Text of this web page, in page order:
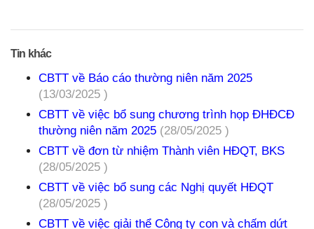
Tin khác
CBTT về Báo cáo thường niên năm 2025
(13/03/2025 )
CBTT về việc bổ sung chương trình họp ĐHĐCĐ
thường niên năm 2025 (28/05/2025 )
CBTT về đơn từ nhiệm Thành viên HĐQT, BKS
(28/05/2025 )
CBTT về việc bổ sung các Nghị quyết HĐQT
(28/05/2025 )
CBTT về việc giải thể Công ty con và chấm dứt